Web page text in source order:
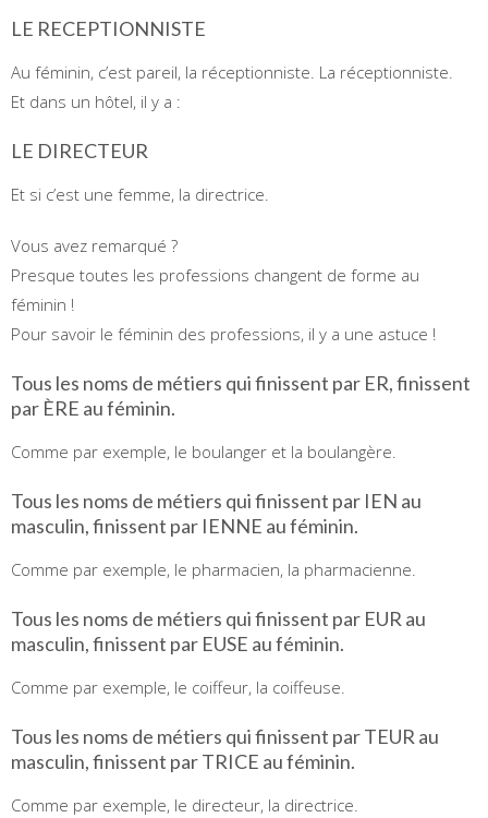
LE RECEPTIONNISTE
Au féminin, c’est pareil, la réceptionniste. La réceptionniste.
Et dans un hôtel, il y a :
LE DIRECTEUR
Et si c’est une femme, la directrice.
Vous avez remarqué ?
Presque toutes les professions changent de forme au
féminin !
Pour savoir le féminin des professions, il y a une astuce !
Tous les noms de métiers qui finissent par ER, finissent
par ÈRE au féminin.
Comme par exemple, le boulanger et la boulangère.
Tous les noms de métiers qui finissent par IEN au
masculin, finissent par IENNE au féminin.
Comme par exemple, le pharmacien, la pharmacienne.
Tous les noms de métiers qui finissent par EUR au
masculin, finissent par EUSE au féminin.
Comme par exemple, le coiffeur, la coiffeuse.
Tous les noms de métiers qui finissent par TEUR au
masculin, finissent par TRICE au féminin.
Comme par exemple, le directeur, la directrice.